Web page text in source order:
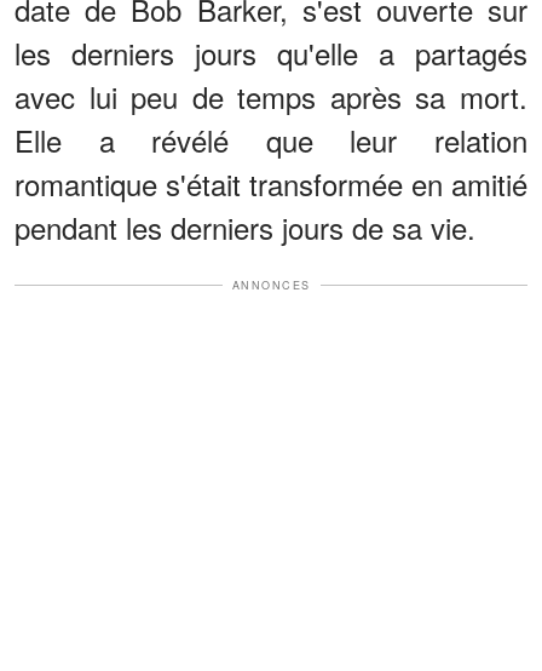
date de Bob Barker, s'est ouverte sur
les derniers jours qu'elle a partagés
avec lui peu de temps après sa mort.
Elle a révélé que leur relation
romantique s'était transformée en amitié
pendant les derniers jours de sa vie.
ANNONCES